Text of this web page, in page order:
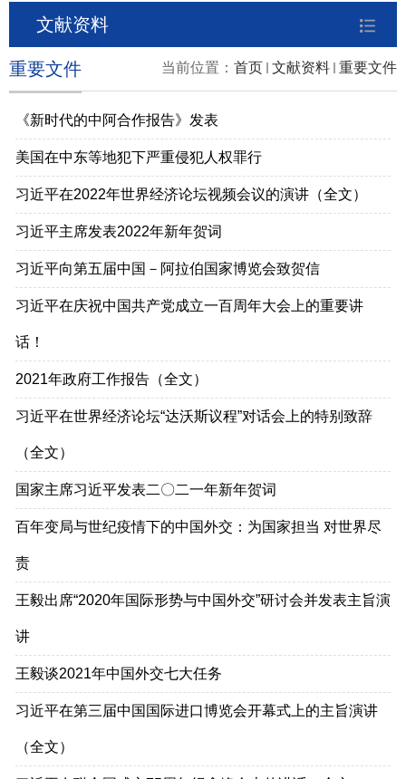
文献资料
当前位置： 首页 文献资料 重要文件
重要文件
《新时代的中阿合作报告》发表
美国在中东等地犯下严重侵犯人权罪行
习近平在2022年世界经济论坛视频会议的演讲（全文）
习近平主席发表2022年新年贺词
习近平向第五届中国－阿拉伯国家博览会致贺信
习近平在庆祝中国共产党成立一百周年大会上的重要讲
话！
2021年政府工作报告（全文）
习近平在世界经济论坛“达沃斯议程”对话会上的特别致辞
（全文）
国家主席习近平发表二〇二一年新年贺词
百年变局与世纪疫情下的中国外交：为国家担当 对世界尽
责
王毅出席“2020年国际形势与中国外交”研讨会并发表主旨演
讲
​王毅谈2021年中国外交七大任务
习近平在第三届中国国际进口博览会开幕式上的主旨演讲
（全文）